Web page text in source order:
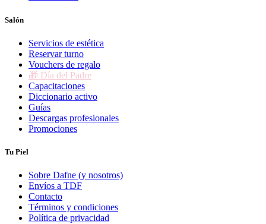
Salón
Servicios de estética
Reservar turno
Vouchers de regalo
🎁 Día del Padre
Capacitaciones
Diccionario activo
Guías
Descargas profesionales
Promociones
Tu Piel
Sobre Dafne (y nosotros)
Envíos a TDF
Contacto
Términos y condiciones
Política de privacidad